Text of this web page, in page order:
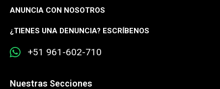
ANUNCIA CON NOSOTROS
¿TIENES UNA DENUNCIA? ESCRÍBENOS
+51 961-602-710
Nuestras Secciones